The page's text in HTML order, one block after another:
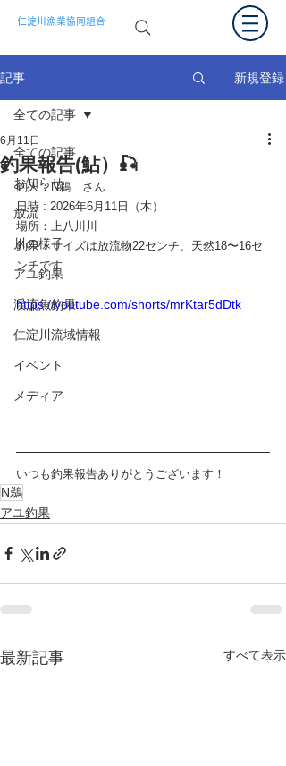
仁淀川漁業協同組合
記事 新規登録
全ての記事
お知らせ
放流
川の様子
アユ釣果
渓流魚釣果
仁淀川流域情報
イベント
メディア
全ての記事
釣果報告(鮎）🎣
6月11日
釣人：N鵜　さん
日時 : 2026年6月11日（木）
場所： 上八川川
釣果：サイズは放流物22センチ、天然18〜16セ
ンチです
https://youtube.com/shorts/mrKtar5dDtk
いつも釣果報告ありがとうございます！
N鵜
アユ釣果
最新記事 すべて表示